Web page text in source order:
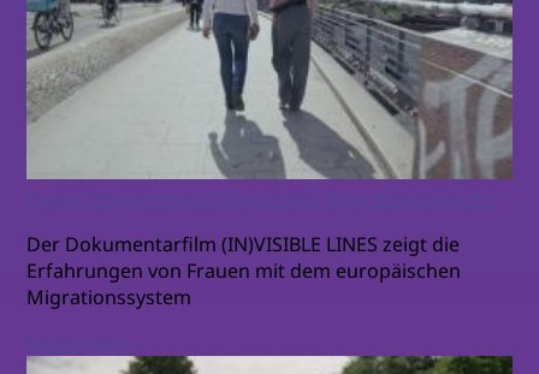
Der Dokumentarfilm (IN)VISIBLE LINES zeigt die
Erfahrungen von Frauen mit dem europäischen
Migrationssystem